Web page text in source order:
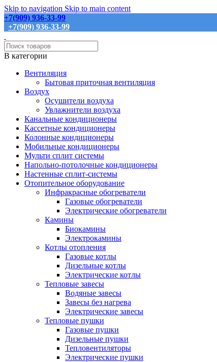
Skip to navigation Skip to main content
+7(909) 936-33-99
+7(909) 936-33-99
В категории
Вентиляция
Бытовая приточная вентиляция
Воздух
Осушители воздуха
Увлажнители воздуха
Канальные кондиционеры
Кассетные кондиционеры
Колонные кондиционеры
Мобильные кондиционеры
Мульти сплит системы
Напольно-потолочные кондиционеры
Настенные сплит-системы
Отопительное оборудование
Инфракрасные обогреватели
Газовые обогреватели
Электрические обогреватели
Камины
Биокамины
Электрокамины
Котлы отопления
Газовые котлы
Дизельные котлы
Электрические котлы
Тепловые завесы
Водяные завесы
Завесы без нагрева
Электрические завесы
Тепловые пушки
Газовые пушки
Дизельные пушки
Тепловентиляторы
Электрические пушки